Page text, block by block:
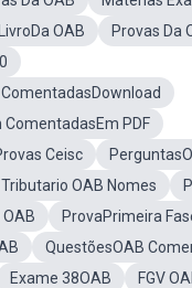
LivroDa OAB
Provas Da
ComentadasEm PDF
Ceisc
OAB Nomes
ProvaPrimeira
QuestõesOAB
Exame 38OAB
FGV